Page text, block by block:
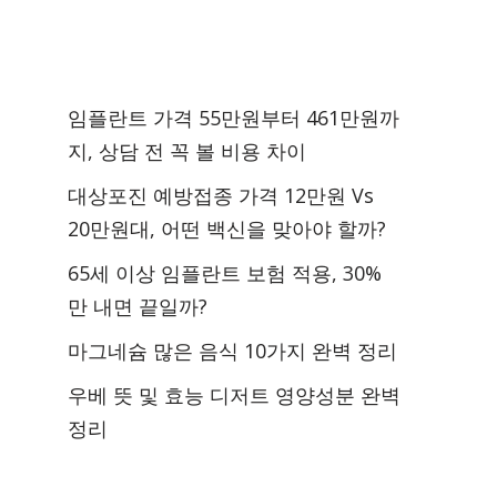
임플란트 가격 55만원부터 461만원까
지, 상담 전 꼭 볼 비용 차이
대상포진 예방접종 가격 12만원 Vs
20만원대, 어떤 백신을 맞아야 할까?
65세 이상 임플란트 보험 적용, 30%
만 내면 끝일까?
마그네슘 많은 음식 10가지 완벽 정리
우베 뜻 및 효능 디저트 영양성분 완벽
정리